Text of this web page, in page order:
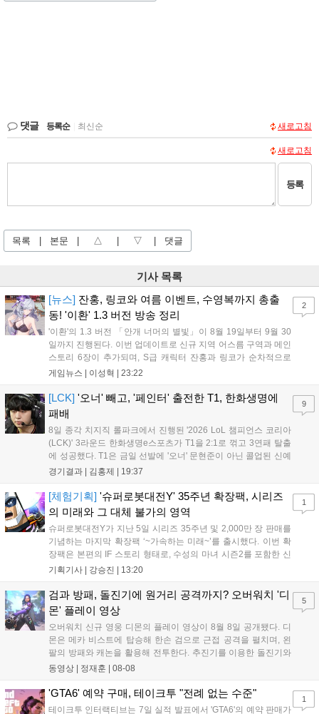
댓글 등록순 최신순 새로고침
새로고침
등록
목록 본문 △ ▽ 댓글
기사 목록
[뉴스] 잔홍, 링코와 여름 이벤트, 수영복까지 총출
동! '이환' 1.3 버전 방송 정리
'이환'의 1.3 버전 「안개 너머의 별빛」이 8월 19일부터 9월 30
일까지 진행된다. 이번 업데이트로 신규 지역 어스름 구역과 메인
스토리 6장이 추가되며, S급 캐릭터 잔홍과 링코가 순차적으로
등장한다. 여름 시즌을 맞아 비치발리볼, 수상 오토바이 등 다채
의성도 강화된다. 8월 11일까지 사용 가능한 교환 코드 3종이 제
공되며, 상세 일정은 공식 채널을 통해 확인할 수 있다....
게임뉴스 | 이성혁 23:22
2
[LCK] '오너' 빼고, '페인터' 출전한 T1, 한화생명에
패배
8일 종각 치지직 롤파크에서 진행된 '2026 LoL 챔피언스 코리아
(LCK)' 3라운드 한화생명e스포츠가 T1을 2:1로 꺾고 3연패 탈출
에 성공했다. T1은 금일 선발에 '오너' 문현준이 아닌 콜업된 신예
'페인터' 김은후를 투입했지만, 결국 1:2로 패배하고 말았다. T1은
을 빼냈다....
경기결과 | 김홍제 19:37
9
[체험기획] '슈퍼로봇대전Y' 35주년 확장팩, 시리즈
의 미래와 그 대체 불가의 영역
슈퍼로봇대전Y가 지난 5일 시리즈 35주년 및 2,000만 장 판매를
기념하는 마지막 확장팩 ‘~가속하는 미래~’를 출시했다. 이번 확
장팩은 본편의 IF 스토리 형태로, 수성의 마녀 시즌2를 포함한 신
규 참전작과 크로스오버 합체기를 선보이며 작품을 완결 짓는다.
하는 몰입감 있는 서사와 조합을 구현하며 시리즈의 미래를 향한
새로운 가능성을 제시했다....
기획기사 | 강승진 13:20
1
검과 방패, 돌진기에 원거리 공격까지? 오버워치 '디
몬' 플레이 영상
오버워치 신규 영웅 디몬의 플레이 영상이 8월 8일 공개됐다. 디
몬은 메카 비스트에 탑승해 한손 검으로 근접 공격을 펼치며, 왼
팔의 방패와 캐논을 활용해 전투한다. 추진기를 이용한 돌진기와
참격 형태의 궁극기를 보유했고, 메카 파괴 시 맨몸으로 기관총을
산의 영웅들 업데이트를 통해 정식 출시될 예정이다....
동영상 | 정재훈 08-08
5
'GTA6' 예약 구매, 테이크투 "전례 없는 수준"
테이크투 인터랙티브는 7일 실적 발표에서 'GTA6'의 예약 판매가
1